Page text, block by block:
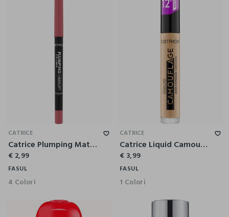
CATRICE
Catrice Plumping Matita Labbra 050
€ 2,99
FASUL
4 Colori
CATRICE
Catrice Liquid Camouflage Correttore 010
€ 3,99
FASUL
1 Colori